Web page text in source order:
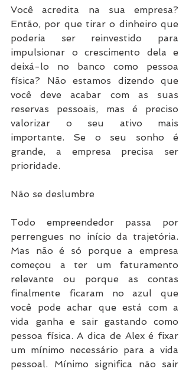
Você acredita na sua empresa?
Então, por que tirar o dinheiro que
poderia ser reinvestido para
impulsionar o crescimento dela e
deixá-lo no banco como pessoa
física? Não estamos dizendo que
você deve acabar com as suas
reservas pessoais, mas é preciso
valorizar o seu ativo mais
importante. Se o seu sonho é
grande, a empresa precisa ser
prioridade.
Não se deslumbre
Todo empreendedor passa por
perrengues no início da trajetória.
Mas não é só porque a empresa
começou a ter um faturamento
relevante ou porque as contas
finalmente ficaram no azul que
você pode achar que está com a
vida ganha e sair gastando como
pessoa física. A dica de Alex é fixar
um mínimo necessário para a vida
pessoal. Mínimo significa não sair